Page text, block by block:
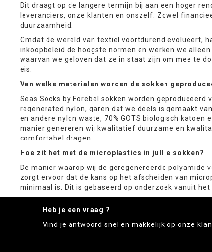
Dit draagt op de langere termijn bij aan een hoger
leveranciers, onze klanten en onszelf. Zowel
duurzaamheid.
Omdat de wereld van textiel voortdurend evolueert,
inkoopbeleid de hoogste normen en werken we
waarvan we geloven dat ze in staat zijn om mee te
eis.
Van welke materialen worden de sokken
Seas Socks by Forebel sokken worden geproduceerd
regenerated nylon, garen dat we deels is gemaakt
en andere nylon waste, 70% GOTS biologisch katoen
manier genereren wij kwalitatief duurzame en
comfortabel dragen.
Hoe zit het met de microplastics in jullie sokken?
De manier waarop wij de geregenereerde polyamide
zorgt ervoor dat de kans op het afscheiden van
minimaal is. Dit is gebaseerd op onderzoek vanuit het
Heb je een vraag ?
Vind je antwoord snel en makkelijk op onze